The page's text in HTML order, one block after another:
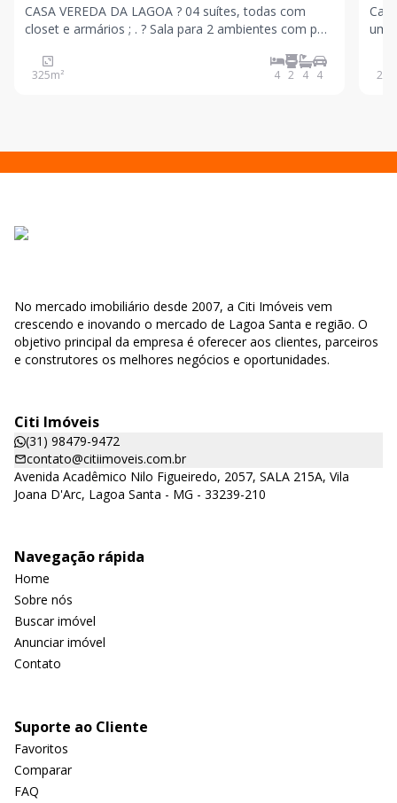
CASA VEREDA DA LAGOA ? 04 suítes, todas com
closet e armários ; . ? Sala para 2 ambientes com pé
geladeira, forno, microondas e cooktop de indução ; .
? Área gourmet completa com churrasqueira ; CASA
325m² 4 2 4 4
um
273
No mercado imobiliário desde 2007, a Citi Imóveis vem
crescendo e inovando o mercado de Lagoa Santa e região. O
objetivo principal da empresa é oferecer aos clientes, parceiros
e construtores os melhores negócios e oportunidades.
Citi Imóveis
(31) 98479-9472
contato@citiimoveis.com.br
Avenida Acadêmico Nilo Figueiredo, 2057, SALA 215A, Vila
Joana D'Arc, Lagoa Santa - MG - 33239-210
Navegação rápida
Home
Sobre nós
Buscar imóvel
Anunciar imóvel
Contato
Suporte ao Cliente
Favoritos
Comparar
FAQ